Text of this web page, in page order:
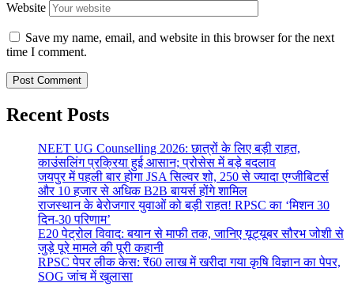
Website
Save my name, email, and website in this browser for the next
time I comment.
Recent Posts
NEET UG Counselling 2026: छात्रों के लिए बड़ी राहत,
काउंसलिंग प्रक्रिया हुई आसान; प्रोसेस में बड़े बदलाव
जयपुर में पहली बार होगा JSA सिल्वर शो, 250 से ज्यादा एग्जीबिटर्स
और 10 हजार से अधिक B2B बायर्स होंगे शामिल
राजस्थान के बेरोजगार युवाओं को बड़ी राहत! RPSC का ‘मिशन 30
दिन-30 परिणाम’
E20 पेट्रोल विवाद: बयान से माफी तक, जानिए यूट्यूबर सौरभ जोशी से
जुड़े पूरे मामले की पूरी कहानी
RPSC पेपर लीक केस: ₹60 लाख में खरीदा गया कृषि विज्ञान का पेपर,
SOG जांच में खुलासा